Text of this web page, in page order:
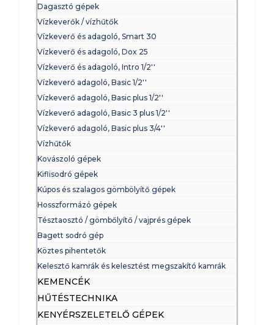
Dagasztó gépek
Vízkeverők / vízhűtők
Vízkeverő és adagoló, Smart 30
Vízkeverő és adagoló, Dox 25
Vízkeverő és adagoló, Intro 1/2''
Vízkeverő adagoló, Basic 1/2''
Vízkeverő adagoló, Basic plus 1/2''
Vízkeverő adagoló, Basic 3 plus 1/2''
Vízkeverő adagoló, Basic plus 3/4''
Vízhűtők
Kovászoló gépek
Kiflisodró gépek
Kúpos és szalagos gömbölyítő gépek
Hosszformázó gépek
Tésztaosztó / gömbőlyítő / vajprés gépek
Bagett sodró gép
Köztes pihentetők
Kelesztő kamrák és kelesztést megszakító kamrák
KEMENCÉK
HŰTÉSTECHNIKA
KENYÉRSZELETELŐ GÉPEK